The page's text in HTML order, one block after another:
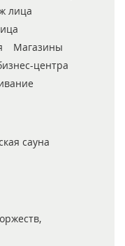
лица
Магазины
центра
сауна